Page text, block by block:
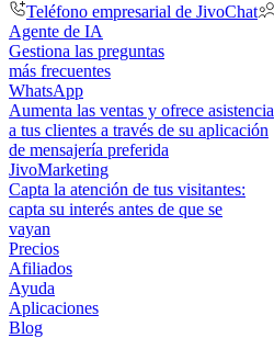
Teléfono empresarial de JivoChat
Agente de IA
Gestiona las preguntas
más frecuentes
WhatsApp
Aumenta las ventas y ofrece asistencia
a tus clientes a través de su aplicación
de mensajería preferida
JivoMarketing
Capta la atención de tus visitantes:
capta su interés antes de que se
vayan
Precios
Afiliados
Ayuda
Aplicaciones
Blog